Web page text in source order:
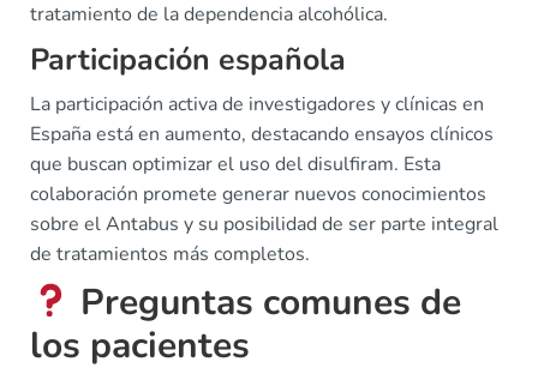
tratamiento de la dependencia alcohólica.
Participación española
La participación activa de investigadores y clínicas en
España está en aumento, destacando ensayos clínicos
que buscan optimizar el uso del disulfiram. Esta
colaboración promete generar nuevos conocimientos
sobre el Antabus y su posibilidad de ser parte integral
de tratamientos más completos.
Preguntas comunes de
los pacientes